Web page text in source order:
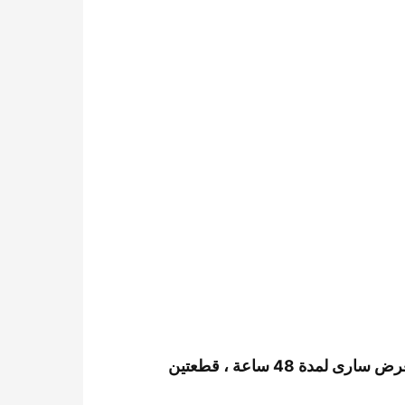
هذا المنتج مصنوع يدوياً من جلد طبيعى بقرى خالص 100% مطابق للمواصفات العالمية ، نعل ربر ، العرض سارى لمدة 48 ساعة ، قطعتين